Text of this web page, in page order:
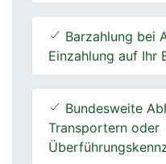
Barzahlung bei
Einzahlung auf Ihr
Bundesweite
Transportern oder